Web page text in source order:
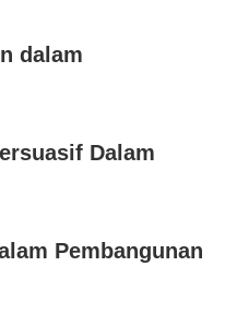
dalam
Dalam
Pembangunan